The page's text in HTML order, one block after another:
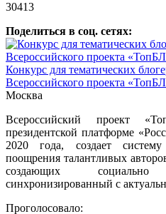
30413
Поделиться в соц. сетях:
Конкурс для тематических
Всероссийского проекта
Москва
Всероссийский проект
президентской платформе
2020 года, создает
поощрения талантливых
создающих
синхронизированный с
Проголосовало: